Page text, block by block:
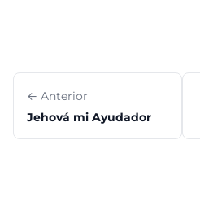
← Anterior
Jehová mi Ayudador